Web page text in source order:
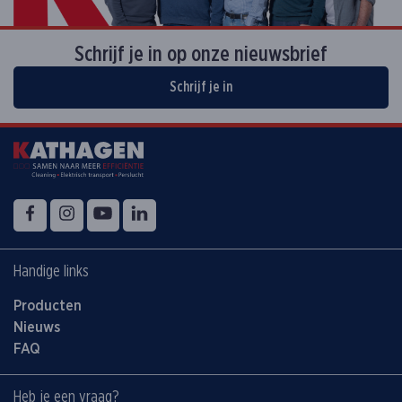
Contacteer onze service voor advies
Schrijf je in op onze nieuwsbrief
Schrijf je in
Volg ons op
FacebookInstagramYouTube
Handige links
Producten
Nieuws
FAQ
Heb je een vraag?